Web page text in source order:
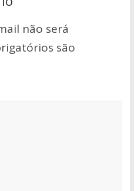
não será
são